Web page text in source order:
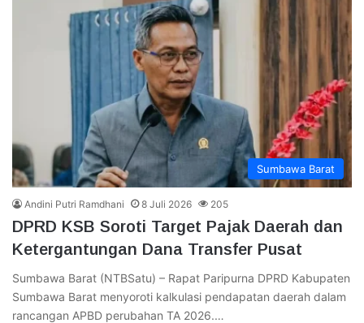
Sumbawa Barat
Andini Putri Ramdhani 8 Juli 2026 205
DPRD KSB Soroti Target Pajak Daerah dan
Ketergantungan Dana Transfer Pusat
Sumbawa Barat (NTBSatu) – Rapat Paripurna DPRD Kabupaten
Sumbawa Barat menyoroti kalkulasi pendapatan daerah dalam
rancangan APBD perubahan TA 2026.…